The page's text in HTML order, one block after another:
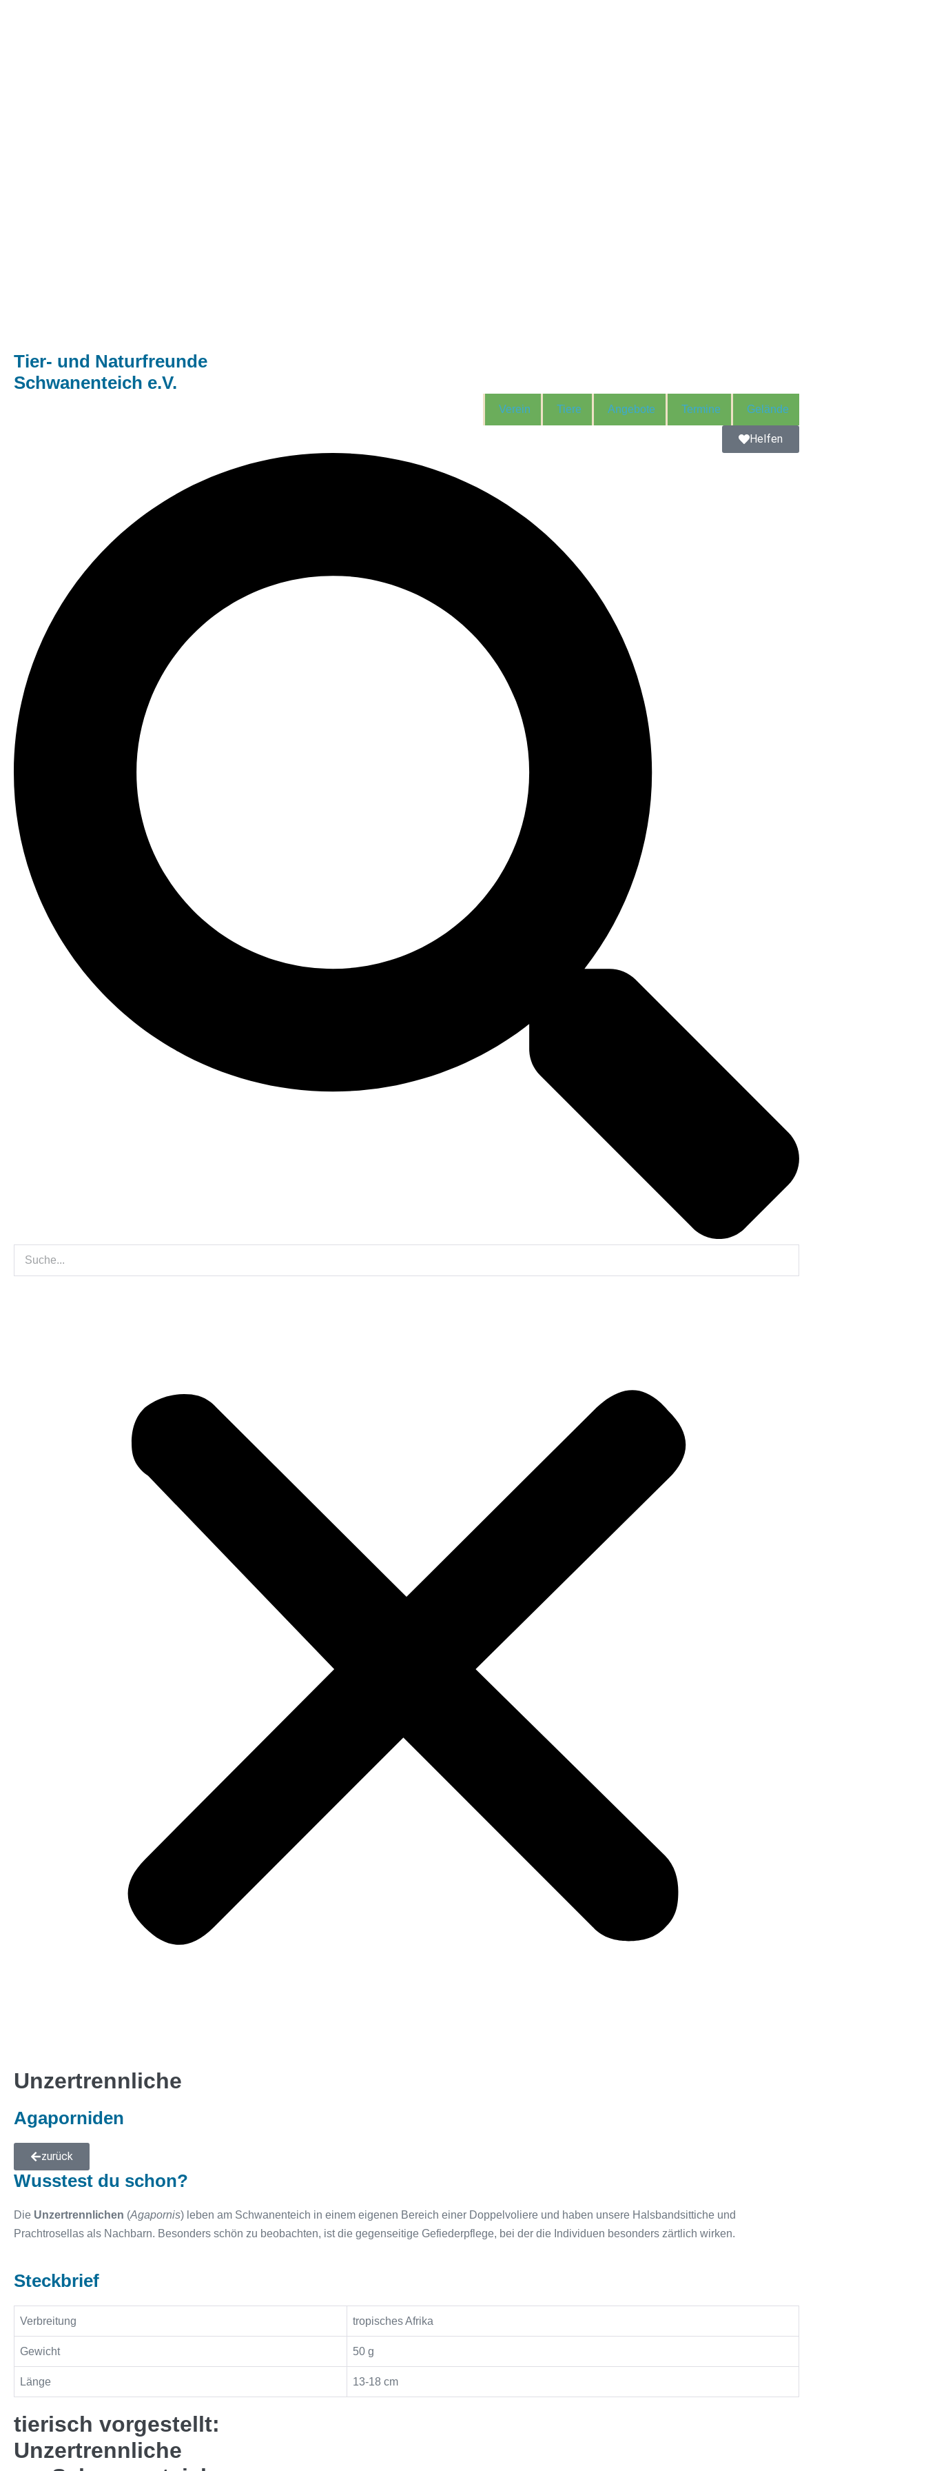
Tier- und Naturfreunde
Schwanenteich e.V.
Verein Tiere Angebote Termine Gelände
Helfen
Unzertrennliche
Agaporniden
zurück
Wusstest du schon?
Die Unzertrennlichen (Agapornis) leben am Schwanenteich in einem eigenen Bereich einer Doppelvoliere und haben unsere Halsbandsittiche und
Prachtrosellas als Nachbarn. Besonders schön zu beobachten, ist die gegenseitige Gefiederpflege, bei der die Individuen besonders zärtlich wirken.
Steckbrief
Verbreitung tropisches Afrika
Gewicht 50 g
Länge 13-18 cm
tierisch vorgestellt:
Unzertrennliche